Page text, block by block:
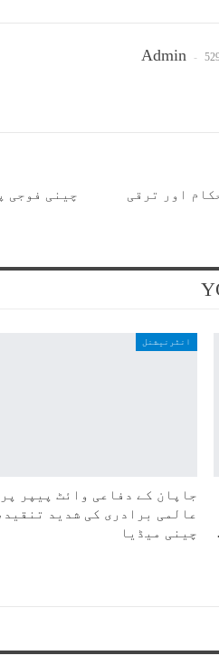
Admin
اور ترقی
چینی فوجی
انٹرنیشنل
جاپان کے دفاعی وائٹ پیپر پر
عالمی برادری کی شدید
چینی میڈیا